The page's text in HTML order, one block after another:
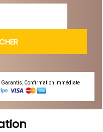
Garantis, Confirmation Immédiate